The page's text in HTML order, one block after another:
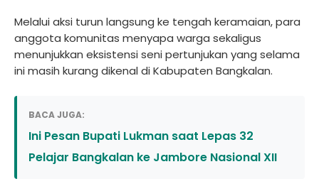
Melalui aksi turun langsung ke tengah keramaian, para
anggota komunitas menyapa warga sekaligus
menunjukkan eksistensi seni pertunjukan yang selama
ini masih kurang dikenal di Kabupaten Bangkalan.
BACA JUGA:
Ini Pesan Bupati Lukman saat Lepas 32
Pelajar Bangkalan ke Jambore Nasional XII